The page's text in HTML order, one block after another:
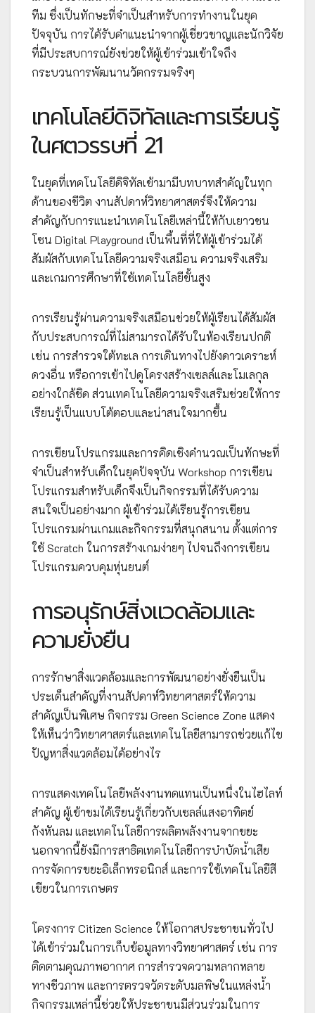
ทีม ซึ่งเป็นทักษะที่จำเป็นสำหรับการทำงานในยุค
ปัจจุบัน การได้รับคำแนะนำจากผู้เชี่ยวชาญและนักวิจัย
ที่มีประสบการณ์ยังช่วยให้ผู้เข้าร่วมเข้าใจถึง
กระบวนการพัฒนานวัตกรรมจริงๆ
เทคโนโลยีดิจิทัลและการเรียนรู้
ในศตวรรษที่ 21
ในยุคที่เทคโนโลยีดิจิทัลเข้ามามีบทบาทสำคัญในทุก
ด้านของชีวิต งานสัปดาห์วิทยาศาสตร์จึงให้ความ
สำคัญกับการแนะนำเทคโนโลยีเหล่านี้ให้กับเยาวชน
โซน Digital Playground เป็นพื้นที่ที่ให้ผู้เข้าร่วมได้
สัมผัสกับเทคโนโลยีความจริงเสมือน ความจริงเสริม
และเกมการศึกษาที่ใช้เทคโนโลยีขั้นสูง
การเรียนรู้ผ่านความจริงเสมือนช่วยให้ผู้เรียนได้สัมผัส
กับประสบการณ์ที่ไม่สามารถได้รับในห้องเรียนปกติ
เช่น การสำรวจใต้ทะเล การเดินทางไปยังดาวเคราะห์
ดวงอื่น หรือการเข้าไปดูโครงสร้างเซลล์และโมเลกุล
อย่างใกล้ชิด ส่วนเทคโนโลยีความจริงเสริมช่วยให้การ
เรียนรู้เป็นแบบโต้ตอบและน่าสนใจมากขึ้น
การเขียนโปรแกรมและการคิดเชิงคำนวณเป็นทักษะที่
จำเป็นสำหรับเด็กในยุคปัจจุบัน Workshop การเขียน
โปรแกรมสำหรับเด็กจึงเป็นกิจกรรมที่ได้รับความ
สนใจเป็นอย่างมาก ผู้เข้าร่วมได้เรียนรู้การเขียน
โปรแกรมผ่านเกมและกิจกรรมที่สนุกสนาน ตั้งแต่การ
ใช้ Scratch ในการสร้างเกมง่ายๆ ไปจนถึงการเขียน
โปรแกรมควบคุมหุ่นยนต์
การอนุรักษ์สิ่งแวดล้อมและ
ความยั่งยืน
การรักษาสิ่งแวดล้อมและการพัฒนาอย่างยั่งยืนเป็น
ประเด็นสำคัญที่งานสัปดาห์วิทยาศาสตร์ให้ความ
สำคัญเป็นพิเศษ กิจกรรม Green Science Zone แสดง
ให้เห็นว่าวิทยาศาสตร์และเทคโนโลยีสามารถช่วยแก้ไข
ปัญหาสิ่งแวดล้อมได้อย่างไร
การแสดงเทคโนโลยีพลังงานทดแทนเป็นหนึ่งในไฮไลท์
สำคัญ ผู้เข้าชมได้เรียนรู้เกี่ยวกับเซลล์แสงอาทิตย์
กังหันลม และเทคโนโลยีการผลิตพลังงานจากขยะ
นอกจากนี้ยังมีการสาธิตเทคโนโลยีการบำบัดน้ำเสีย
การจัดการขยะอิเล็กทรอนิกส์ และการใช้เทคโนโลยีสี
เขียวในการเกษตร
โครงการ Citizen Science ให้โอกาสประชาชนทั่วไป
ได้เข้าร่วมในการเก็บข้อมูลทางวิทยาศาสตร์ เช่น การ
ติดตามคุณภาพอากาศ การสำรวจความหลากหลาย
ทางชีวภาพ และการตรวจวัดระดับมลพิษในแหล่งน้ำ
กิจกรรมเหล่านี้ช่วยให้ประชาชนมีส่วนร่วมในการ